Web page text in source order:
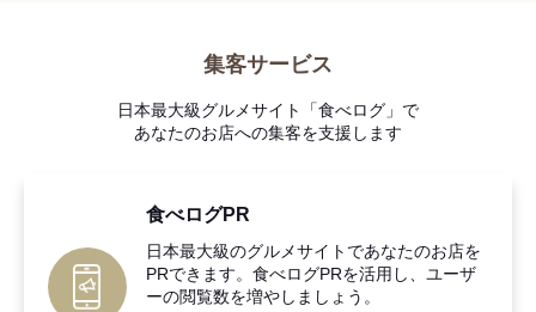
集客サービス
日本最大級グルメサイト「食べログ」で
あなたのお店への集客を支援します
食べログPR
日本最大級のグルメサイトであなたのお店を
PRできます。食べログPRを活用し、ユーザ
ーの閲覧数を増やしましょう。